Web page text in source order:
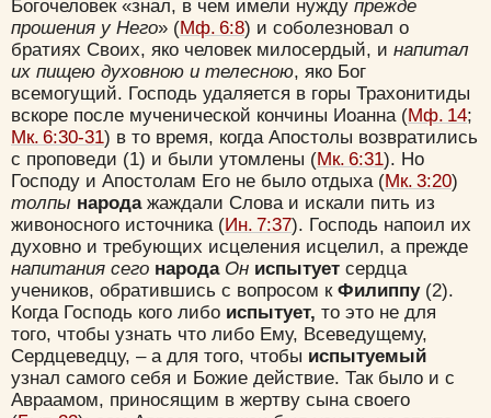
Богочеловек «знал, в чем имели нужду прежде
прошения у Него» (Мф. 6:8) и соболезновал о
братиях Своих, яко человек милосердый, и напитал
их пищею духовною и телесною, яко Бог
всемогущий. Господь удаляется в горы Трахонитиды
вскоре после мученической кончины Иоанна (Мф. 14;
Мк. 6:30-31) в то время, когда Апостолы возвратились
с проповеди (1) и были утомлены (Мк. 6:31). Но
Господу и Апостолам Его не было отдыха (Мк. 3:20)
толпы народажаждали Слова и искали пить из
живоносного источника (Ин. 7:37). Господь напоил их
духовно и требующих исцеления исцелил, а прежде
напитания сего народа Он испытует сердца
учеников, обратившись с вопросом к Филиппу(2).
Когда Господь кого либо испытует, то это не для
того, чтобы узнать что либо Ему, Всеведущему,
Сердцеведцу, – а для того, чтобы испытуемый
узнал самого себя и Божие действие. Так было и с
Авраамом, приносящим в жертву сына своего